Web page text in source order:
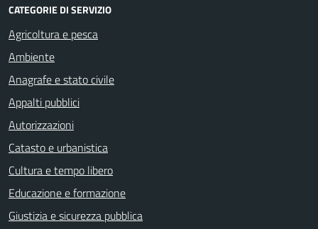
CATEGORIE DI SERVIZIO
Agricoltura e pesca
Ambiente
Anagrafe e stato civile
Appalti pubblici
Autorizzazioni
Catasto e urbanistica
Cultura e tempo libero
Educazione e formazione
Giustizia e sicurezza pubblica